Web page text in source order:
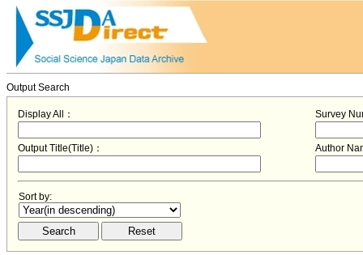
Output Search
Display All： Survey
Output Title(Title)： Author
Sort by: